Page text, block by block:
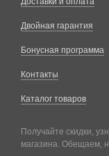
Двойная гарантия
Бонусная программа
Контакты
Каталог товаров
Получайте скидки,
магазина. Обещаем,